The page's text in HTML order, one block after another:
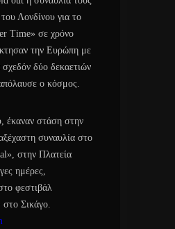
Λονδίνου για το
Time» σε χρόνο
την Ευρώπη με
δύο δεκαετιών
ο κόσμος.
έκαναν στάση στην
συναυλία στο
στην Πλατεία
ημέρες,
φεστιβάλ
Σικάγο.